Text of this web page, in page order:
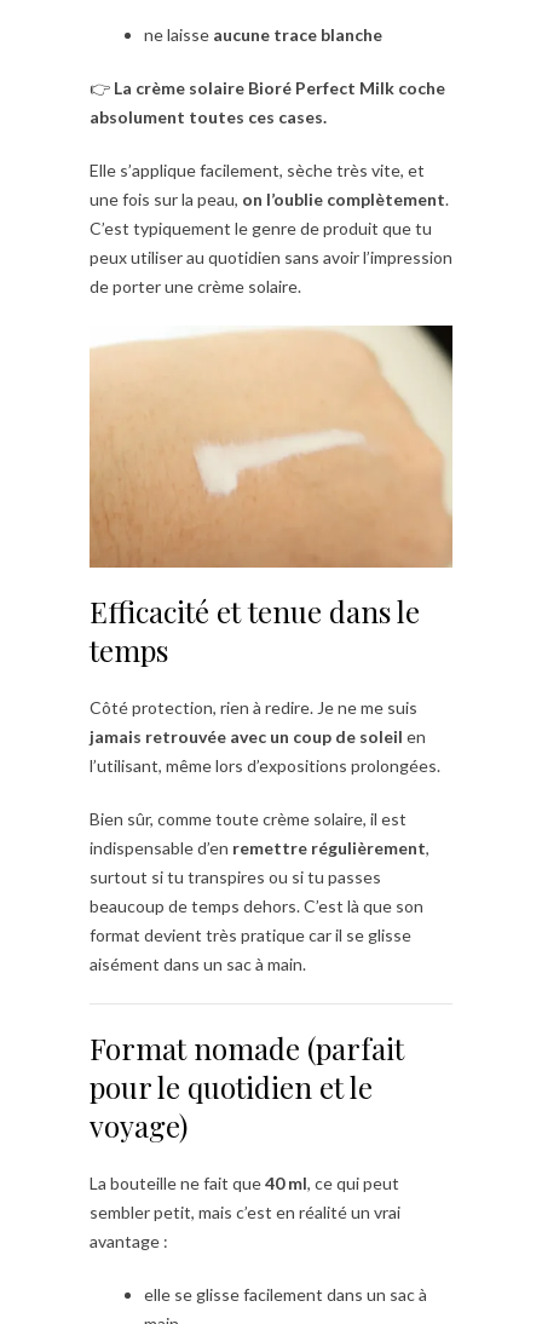
ne laisse aucune trace blanche
👉 La crème solaire Bioré Perfect Milk coche
absolument toutes ces cases.
Elle s’applique facilement, sèche très vite, et
une fois sur la peau, on l’oublie complètement.
C’est typiquement le genre de produit que tu
peux utiliser au quotidien sans avoir l’impression
de porter une crème solaire.
Efficacité et tenue dans le
temps
Côté protection, rien à redire. Je ne me suis
jamais retrouvée avec un coup de soleil en
l’utilisant, même lors d’expositions prolongées.
Bien sûr, comme toute crème solaire, il est
indispensable d’en remettre régulièrement,
surtout si tu transpires ou si tu passes
beaucoup de temps dehors. C’est là que son
format devient très pratique car il se glisse
aisément dans un sac à main.
Format nomade (parfait
pour le quotidien et le
voyage)
La bouteille ne fait que40 ml, ce qui peut
sembler petit, mais c’est en réalité un vrai
avantage :
elle se glisse facilement dans un sac à